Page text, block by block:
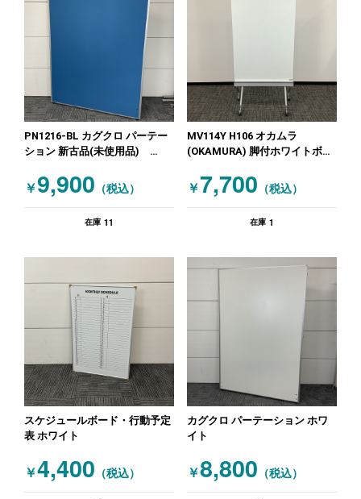
PN1216-BL カグクロ パーテー
ション 新古品(未使用品)
￥9,900 （税込）
在庫 11
MV114Y H106 オカムラ
(OKAMURA) 脚付ホワイトボー
￥7,700 （税込）
在庫 1
スケジュールボード・行動予定
表 ホワイト
￥4,400 （税込）
カグクロ パーテーション ホワ
イト
￥8,800 （税込）